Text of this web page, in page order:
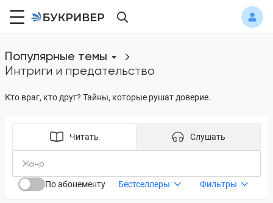
Популярные темы
интриги и предательство
Кто враг, кто друг? Тайны, которые рушат доверие.
Читать Слушать
По абонементу Бестселлеры Фильтры